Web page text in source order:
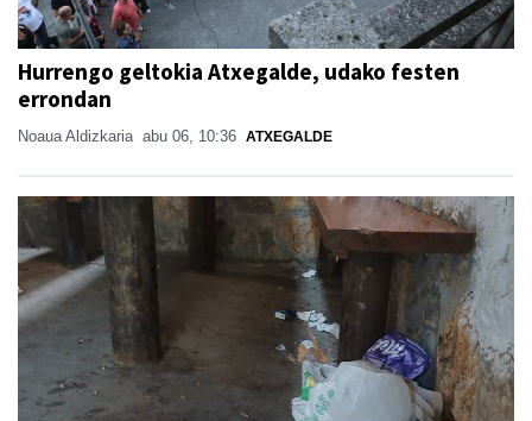
Hurrengo geltokia Atxegalde, udako festen
errondan
Noaua Aldizkaria abu 06, 10:36 ATXEGALDE